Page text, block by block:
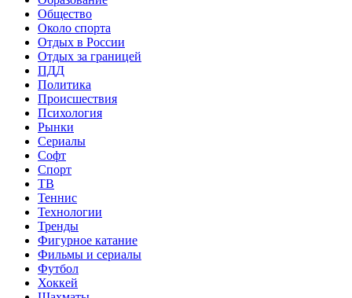
Общество
Около спорта
Отдых в России
Отдых за границей
ПДД
Политика
Происшествия
Психология
Рынки
Сериалы
Софт
Спорт
ТВ
Теннис
Технологии
Тренды
Фигурное катание
Фильмы и сериалы
Футбол
Хоккей